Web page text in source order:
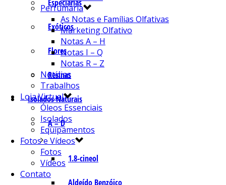
Especiarias
Exóticos
Flores
Resinas
Isolados Naturais
A – D
1.8-cineol
Aldeído Benzóico
Perfumaria
As Notas e Famílias Olfativas
Marketing Olfativo
Notas A – H
Notas I – Q
Notas R – Z
Notícias
Trabalhos
Loja Virtual
Óleos Essenciais
Isolados
Equipamentos
Fotos e Vídeos
Fotos
Vídeos
Contato